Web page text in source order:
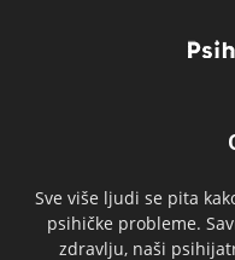
Sve više ljudi se pita
psihičke probleme.
zdravlju, naši